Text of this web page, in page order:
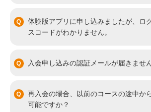
体験版アプリに申し込みましたが、ロ
スコードがわかりません。
入会申し込みの認証メールが届きません
再入会の場合、以前のコースの途中か
可能ですか？